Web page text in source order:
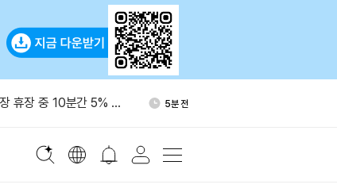
달러 규모 ETH 리도
37분 전
휴장 중 10분간 5% 상
5분 전
건 발견